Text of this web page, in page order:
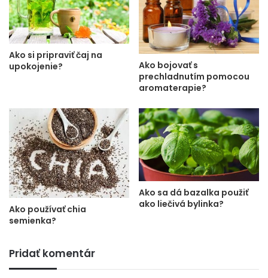
Ako si pripraviť čaj na
upokojenie?
Ako bojovať s
prechladnutím pomocou
aromaterapie?
Ako používať chia
semienka?
Ako sa dá bazalka použiť
ako liečivá bylinka?
Pridať komentár